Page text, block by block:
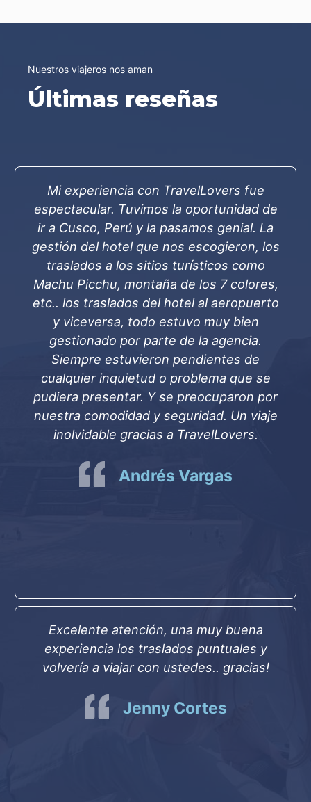
Nuestros viajeros nos aman
Últimas reseñas
Mi experiencia con TravelLovers fue
espectacular. Tuvimos la oportunidad de
ir a Cusco, Perú y la pasamos genial. La
gestión del hotel que nos escogieron, los
traslados a los sitios turísticos como
Machu Picchu, montaña de los 7 colores,
etc.. los traslados del hotel al aeropuerto
y viceversa, todo estuvo muy bien
gestionado por parte de la agencia.
Siempre estuvieron pendientes de
cualquier inquietud o problema que se
pudiera presentar. Y se preocuparon por
nuestra comodidad y seguridad. Un viaje
inolvidable gracias a TravelLovers.
Andrés Vargas
Excelente atención, una muy buena
experiencia los traslados puntuales y
volvería a viajar con ustedes.. gracias!
Jenny Cortes